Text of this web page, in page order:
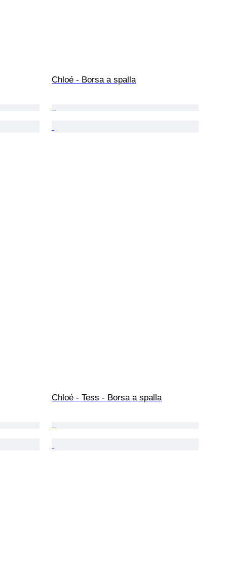
Chloé - Borsa a spalla
Chloé - Tess - Borsa a spalla